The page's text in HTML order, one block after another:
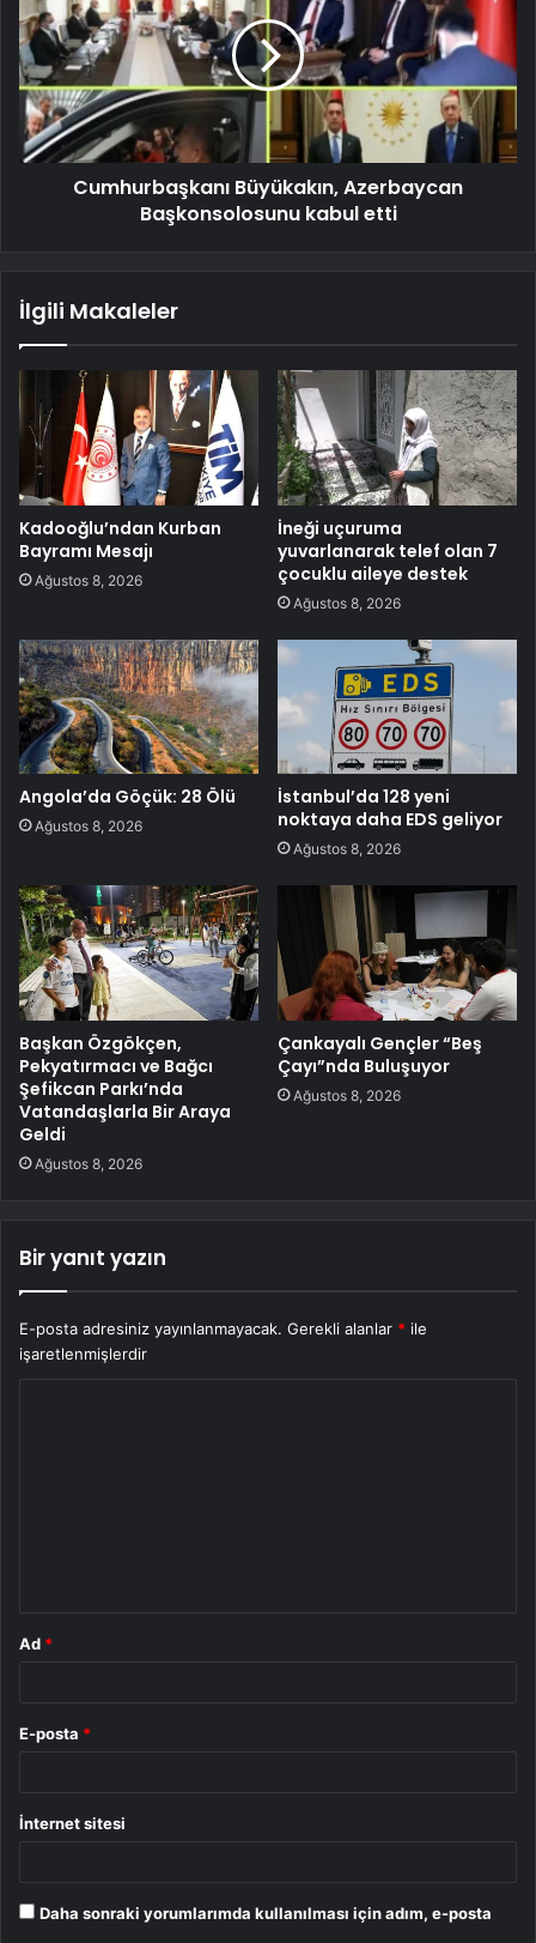
Cumhurbaşkanı Büyükakın, Azerbaycan
Başkonsolosunu kabul etti
İlgili Makaleler
Kadooğlu’ndan Kurban
Bayramı Mesajı
Ağustos 8, 2026
İneği uçuruma
yuvarlanarak telef olan 7
çocuklu aileye destek
Ağustos 8, 2026
Angola’da Göçük: 28 Ölü
Ağustos 8, 2026
İstanbul’da 128 yeni
noktaya daha EDS geliyor
Ağustos 8, 2026
Başkan Özgökçen,
Pekyatırmacı ve Bağcı
Şefikcan Parkı’nda
Vatandaşlarla Bir Araya
Geldi
Ağustos 8, 2026
Çankayalı Gençler “Beş
Çayı”nda Buluşuyor
Ağustos 8, 2026
Bir yanıt yazın
E-posta adresiniz yayınlanmayacak. Gerekli alanlar * ile
işaretlenmişlerdir
Ad *
E-posta *
İnternet sitesi
Daha sonraki yorumlarımda kullanılması için adım, e-posta